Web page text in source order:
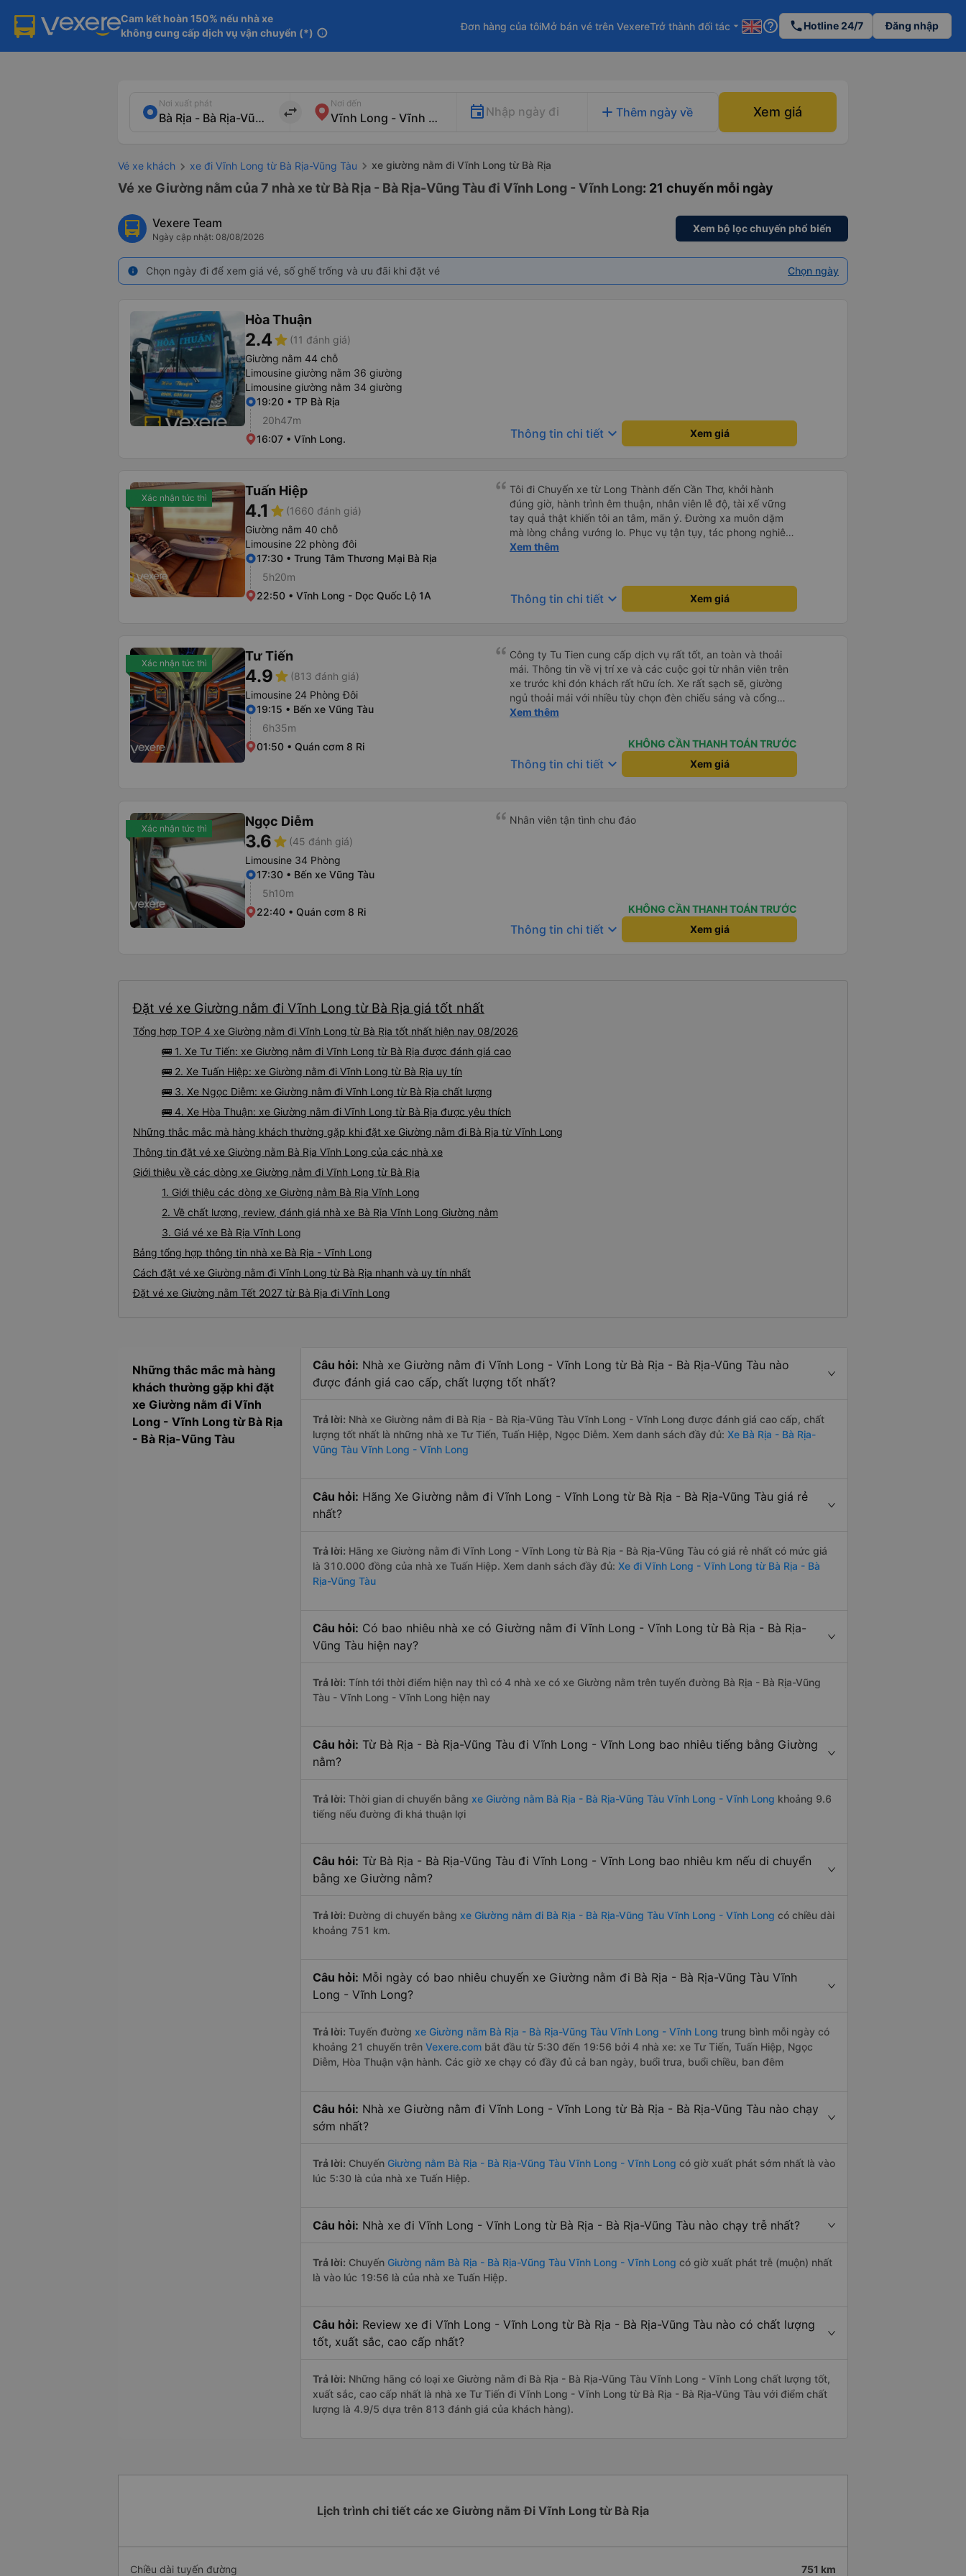
Cam kết hoàn 150% nếu nhà xe
không cung cấp dịch vụ vận chuyển (*) info
Đơn hàng của tôiMở bán vé trên VexereTrở thành đối tác arrow_drop_down help_outline phoneHotline 24/7 Đăng nhập
Nơi xuất phát
import_export
Nơi đến
Nhập ngày đi add Thêm ngày về Xem giá
Vé xe khách xe đi Vĩnh Long từ Bà Rịa-Vũng Tàu xe giường nằm đi Vĩnh Long từ Bà Rịa
Vé xe Giường nằm của 7 nhà xe từ Bà Rịa - Bà Rịa-Vũng Tàu đi Vĩnh Long - Vĩnh Long: 21 chuyến mỗi ngày
Vexere Team
Ngày cập nhật: 08/08/2026
Xem bộ lọc chuyến phổ biến
info Chọn ngày đi để xem giá vé, số ghế trống và ưu đãi khi đặt vé Chọn ngày
Hòa Thuận
2.4star (11 đánh giá)
Giường nằm 44 chỗ
Limousine giường nằm 36 giường
Limousine giường nằm 34 giường
19:20 • TP Bà Rịa
20h47m
16:07 • Vĩnh Long.
Thông tin chi tiết keyboard_arrow_down Xem giá
Xác nhận tức thì Tuấn Hiệp
4.1 star (1660 đánh giá)
Giường nằm 40 chỗ
Limousine 22 phòng đôi
17:30 • Trung Tâm Thương Mại Bà Rịa
5h20m
22:50 • Vĩnh Long - Dọc Quốc Lộ 1A
Tôi đi Chuyến xe từ Long Thành đến Cần Thơ, khởi hành
đúng giờ, hành trình êm thuận, nhân viên lễ độ, tài xế vững
tay quả thật khiến tôi an tâm, mãn ý. Đường xa muôn dặm
mà lòng chẳng vướng lo. Phục vụ tận tụy, tác phong nghiêm
cẩn, hiếm thấy giữa thời buổi kim tiền vội vã. Xã hội loạn đạo.
Xem thêm
Thông tin chi tiết keyboard_arrow_down Xem giá
Xác nhận tức thì Tư Tiến
4.9star (813 đánh giá)
Limousine 24 Phòng Đôi
19:15 • Bến xe Vũng Tàu
6h35m
01:50 • Quán cơm 8 Ri
Công ty Tu Tien cung cấp dịch vụ rất tốt, an toàn và thoải
mái. Thông tin về vị trí xe và các cuộc gọi từ nhân viên trên
xe trước khi đón khách rất hữu ích. Xe rất sạch sẽ, giường
ngủ thoải mái với nhiều tùy chọn đèn chiếu sáng và cổng
USB được đặt ở vị trí thuận tiện. Nhân viên rất lịch sự và xe
Xem thêm
KHÔNG CẦN THANH TOÁN TRƯỚC
Thông tin chi tiết keyboard_arrow_down Xem giá
Xác nhận tức thì Ngọc Diễm
3.6star (45 đánh giá)
Limousine 34 Phòng
17:30 • Bến xe Vũng Tàu
5h10m
22:40 • Quán cơm 8 Ri
Nhân viên tận tình chu đáo
KHÔNG CẦN THANH TOÁN TRƯỚC
Thông tin chi tiết keyboard_arrow_down Xem giá
Đặt vé xe Giường nằm đi Vĩnh Long từ Bà Rịa giá tốt nhất
Tổng hợp TOP 4 xe Giường nằm đi Vĩnh Long từ Bà Rịa tốt nhất hiện nay 08/2026
🚌 1. Xe Tư Tiến: xe Giường nằm đi Vĩnh Long từ Bà Rịa được đánh giá cao
🚌 2. Xe Tuấn Hiệp: xe Giường nằm đi Vĩnh Long từ Bà Rịa uy tín
🚌 3. Xe Ngọc Diễm: xe Giường nằm đi Vĩnh Long từ Bà Rịa chất lượng
🚌 4. Xe Hòa Thuận: xe Giường nằm đi Vĩnh Long từ Bà Rịa được yêu thích
Những thắc mắc mà hàng khách thường gặp khi đặt xe Giường nằm đi Bà Rịa từ Vĩnh Long
Thông tin đặt vé xe Giường nằm Bà Rịa Vĩnh Long của các nhà xe
Giới thiệu về các dòng xe Giường nằm đi Vĩnh Long từ Bà Rịa
1. Giới thiệu các dòng xe Giường nằm Bà Rịa Vĩnh Long
2. Về chất lượng, review, đánh giá nhà xe Bà Rịa Vĩnh Long Giường nằm
3. Giá vé xe Bà Rịa Vĩnh Long
Bảng tổng hợp thông tin nhà xe Bà Rịa - Vĩnh Long
Cách đặt vé xe Giường nằm đi Vĩnh Long từ Bà Rịa nhanh và uy tín nhất
Đặt vé xe Giường nằm Tết 2027 từ Bà Rịa đi Vĩnh Long
Những thắc mắc mà hàng
khách thường gặp khi đặt
xe Giường nằm đi Vĩnh
Long - Vĩnh Long từ Bà Rịa
- Bà Rịa-Vũng Tàu
Câu hỏi: Nhà xe Giường nằm đi Vĩnh Long - Vĩnh Long từ Bà Rịa - Bà Rịa-Vũng Tàu nào
được đánh giá cao cấp, chất lượng tốt nhất?
Trả lời: Nhà xe Giường nằm đi Bà Rịa - Bà Rịa-Vũng Tàu Vĩnh Long - Vĩnh Long được đánh giá cao cấp, chất
lượng tốt nhất là những nhà xe Tư Tiến, Tuấn Hiệp, Ngọc Diễm. Xem danh sách đầy đủ: Xe Bà Rịa - Bà Rịa-
Vũng Tàu Vĩnh Long - Vĩnh Long
Câu hỏi: Hãng Xe Giường nằm đi Vĩnh Long - Vĩnh Long từ Bà Rịa - Bà Rịa-Vũng Tàu giá rẻ
nhất?
Trả lời: Hãng xe Giường nằm đi Vĩnh Long - Vĩnh Long từ Bà Rịa - Bà Rịa-Vũng Tàu có giá rẻ nhất có mức giá
là 310.000 đồng của nhà xe Tuấn Hiệp. Xem danh sách đầy đủ: Xe đi Vĩnh Long - Vĩnh Long từ Bà Rịa - Bà
Rịa-Vũng Tàu
Câu hỏi: Có bao nhiêu nhà xe có Giường nằm đi Vĩnh Long - Vĩnh Long từ Bà Rịa - Bà Rịa-
Vũng Tàu hiện nay?
Trả lời: Tính tới thời điểm hiện nay thì có 4 nhà xe có xe Giường nằm trên tuyến đường Bà Rịa - Bà Rịa-Vũng
Tàu - Vĩnh Long - Vĩnh Long hiện nay
Câu hỏi: Từ Bà Rịa - Bà Rịa-Vũng Tàu đi Vĩnh Long - Vĩnh Long bao nhiêu tiếng bằng Giường
nằm?
Trả lời: Thời gian di chuyển bằng xe Giường nằm Bà Rịa - Bà Rịa-Vũng Tàu Vĩnh Long - Vĩnh Long khoảng 9.6
tiếng nếu đường đi khá thuận lợi
Câu hỏi: Từ Bà Rịa - Bà Rịa-Vũng Tàu đi Vĩnh Long - Vĩnh Long bao nhiêu km nếu di chuyển
bằng xe Giường nằm?
Trả lời: Đường di chuyển bằng xe Giường nằm đi Bà Rịa - Bà Rịa-Vũng Tàu Vĩnh Long - Vĩnh Long có chiều dài
khoảng 751 km.
Câu hỏi: Mỗi ngày có bao nhiêu chuyến xe Giường nằm đi Bà Rịa - Bà Rịa-Vũng Tàu Vĩnh
Long - Vĩnh Long?
Trả lời: Tuyến đường xe Giường nằm Bà Rịa - Bà Rịa-Vũng Tàu Vĩnh Long - Vĩnh Long trung bình mỗi ngày có
khoảng 21 chuyến trên Vexere.com bắt đầu từ 5:30 đến 19:56 bởi 4 nhà xe: xe Tư Tiến, Tuấn Hiệp, Ngọc
Diễm, Hòa Thuận vận hành. Các giờ xe chạy có đầy đủ cả ban ngày, buổi trưa, buổi chiều, ban đêm
Câu hỏi: Nhà xe Giường nằm đi Vĩnh Long - Vĩnh Long từ Bà Rịa - Bà Rịa-Vũng Tàu nào chạy
sớm nhất?
Trả lời: Chuyến Giường nằm Bà Rịa - Bà Rịa-Vũng Tàu Vĩnh Long - Vĩnh Long có giờ xuất phát sớm nhất là vào
lúc 5:30 là của nhà xe Tuấn Hiệp.
Câu hỏi: Nhà xe đi Vĩnh Long - Vĩnh Long từ Bà Rịa - Bà Rịa-Vũng Tàu nào chạy trễ nhất?
Trả lời: Chuyến Giường nằm Bà Rịa - Bà Rịa-Vũng Tàu Vĩnh Long - Vĩnh Long có giờ xuất phát trễ (muộn) nhất
là vào lúc 19:56 là của nhà xe Tuấn Hiệp.
Câu hỏi: Review xe đi Vĩnh Long - Vĩnh Long từ Bà Rịa - Bà Rịa-Vũng Tàu nào có chất lượng
tốt, xuất sắc, cao cấp nhất?
Trả lời: Những hãng có loại xe Giường nằm đi Bà Rịa - Bà Rịa-Vũng Tàu Vĩnh Long - Vĩnh Long chất lượng tốt,
xuất sắc, cao cấp nhất là nhà xe Tư Tiến đi Vĩnh Long - Vĩnh Long từ Bà Rịa - Bà Rịa-Vũng Tàu với điểm chất
lượng là 4.9/5 dựa trên 813 đánh giá của khách hàng).
Lịch trình chi tiết các xe Giường nằm Đi Vĩnh Long từ Bà Rịa
Chiều dài tuyến đường 751 km